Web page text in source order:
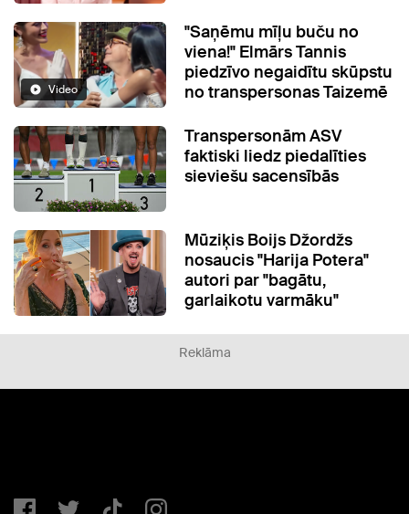
Video
"Saņēmu mīļu buču no
viena!" Elmārs Tannis
piedzīvo negaidītu skūpstu
no transpersonas Taizemē
Transpersonām ASV
faktiski liedz piedalīties
sieviešu sacensībās
Mūziķis Boijs Džordžs
nosaucis "Harija Potera"
autori par "bagātu,
garlaikotu varmāku"
Reklāma